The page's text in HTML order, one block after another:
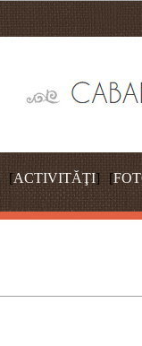
[ACTIVITĂŢI] [